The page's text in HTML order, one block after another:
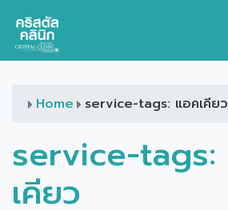
Main Navigation
Home service-tags: แอคเคียว
service-tags:
เคียว